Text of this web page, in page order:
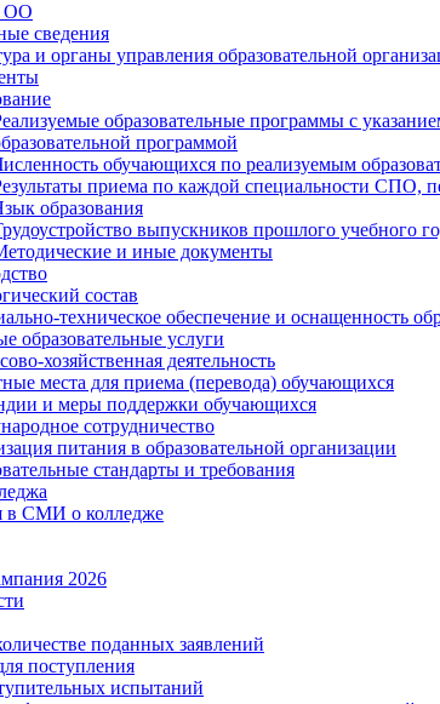
ОО
сведения
и органы управления образовательной
образовательные программы с
программой
обучающихся по реализуемым
приема по каждой специальности СПО,
образования
выпускников прошлого
и иные документы
состав
техническое обеспечение и оснащенность
образовательные услуги
хозяйственная деятельность
места для приема (перевода) обучающихся
и меры поддержки обучающихся
сотрудничество
питания в образовательной организации
стандарты и требования
в СМИ о колледже
2026
поданных заявлений
поступления
испытаний